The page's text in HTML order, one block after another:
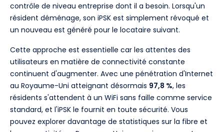
contrôle de niveau entreprise dont il a besoin. Lorsqu'un
résident déménage, son iPSK est simplement révoqué et
un nouveau est généré pour le locataire suivant.
Cette approche est essentielle car les attentes des
utilisateurs en matière de connectivité constante
continuent d'augmenter. Avec une pénétration d'Internet
au Royaume-Uni atteignant désormais 97,8 %, les
résidents s'attendent à un WiFi sans faille comme service
standard, et l'iPSK le fournit en toute sécurité. Vous
pouvez explorer davantage de statistiques sur la fibre et